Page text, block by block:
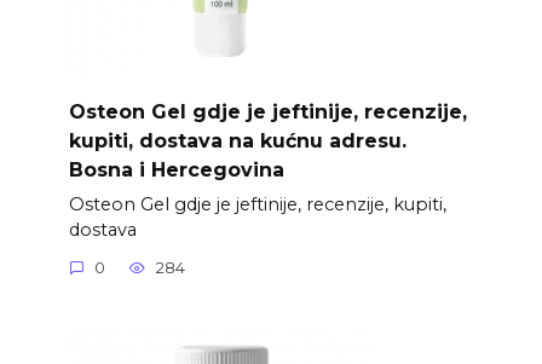
Osteon Gel gdje je jeftinije, recenzije,
kupiti, dostava na kućnu adresu.
Bosna i Hercegovina
Osteon Gel gdje je jeftinije, recenzije, kupiti,
dostava
0 284